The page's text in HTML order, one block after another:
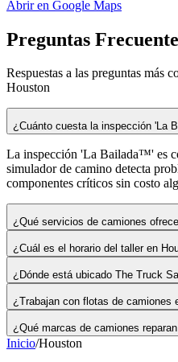
Abrir en Google Maps
Preguntas
Respuestas a las preguntas más
Houston
¿Cuánto cuesta la inspección 'La
La inspección 'La Bailada™' es
simulador de camino detecta
componentes críticos sin costo
¿Qué servicios de camiones
¿Cuál es el horario del taller en
¿Dónde está ubicado The Truck
¿Trabajan con flotas de camiones
¿Qué marcas de camiones
Inicio/Houston